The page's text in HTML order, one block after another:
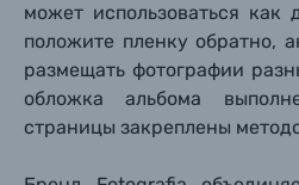
Фоторамки
Фотоальбомы
может использоваться
положите пленку обратно,
размещать фотографии
обложка альбома
страницы закреплены